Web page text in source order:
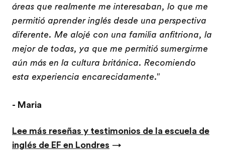
áreas que realmente me interesaban, lo que me
permitió aprender inglés desde una perspectiva
diferente. Me alojé con una familia anfitriona, la
mejor de todas, ya que me permitió sumergirme
aún más en la cultura británica. Recomiendo
esta experiencia encarecidamente."
- Maria
Lee más reseñas y testimonios de la escuela de
inglés de EF en Londres →